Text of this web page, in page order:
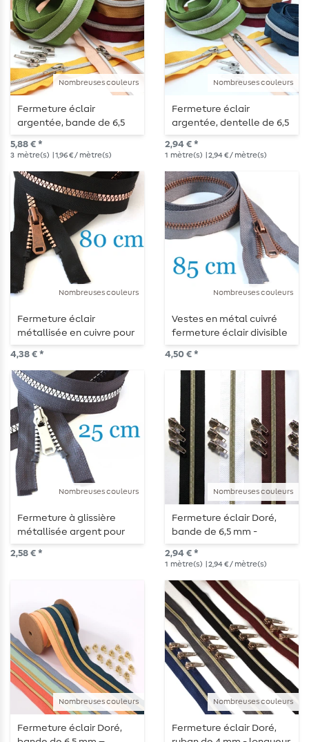
Nombreuses couleurs
Fermeture éclair
argentée, bande de 6,5
mm - longueur 3 m -
métallisée
5,88 € *
3 mètre(s) | 1,96 € / mètre(s)
Nombreuses couleurs
Fermeture éclair
argentée, dentelle de 6,5
mm – 1 mètre de long –
métallisée
2,94 € *
1 mètre(s) | 2,94 € / mètre(s)
Nombreuses couleurs
Fermeture éclair
métallisée en cuivre pour
vestes, divisible 80 cm
4,38 € *
Nombreuses couleurs
Vestes en métal cuivré
fermeture éclair divisible
85 cm
4,50 € *
Nombreuses couleurs
Fermeture à glissière
métallisée argent pour
veste, séparable, 25 cm
2,58 € *
Nombreuses couleurs
Fermeture éclair Doré,
bande de 6,5 mm -
longueur 1 m - métallisée
2,94 € *
1 mètre(s) | 2,94 € / mètre(s)
Nombreuses couleurs
Fermeture éclair Doré,
Nombreuses couleurs
Fermeture éclair Doré,